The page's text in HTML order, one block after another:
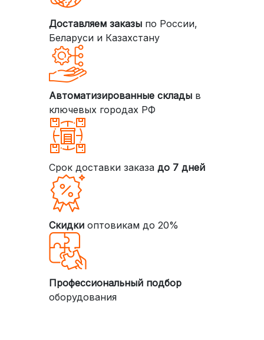
Доставляем заказыпо России,
Беларуси и Казахстану
Автоматизированные складыв
ключевых городах РФ
Срок доставки заказа до 7 дней
Скидкиоптовикам до 20%
Профессиональный подбор
оборудования